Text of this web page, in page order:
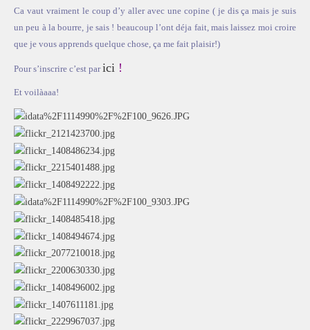
Ca vaut vraiment le coup d’y aller avec une copine ( je dis ça mais je suis
un peu à la bourre, je sais ! beaucoup l’ont déja fait, mais laissez moi croire
que je vous apprends quelque chose, ça me fait plaisir!)
Pour s’inscrire c’est parici !
Et voilàaaa!